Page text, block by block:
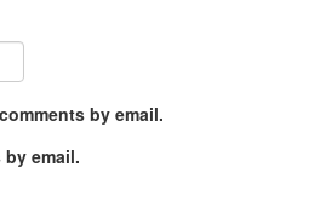
by email.
email.